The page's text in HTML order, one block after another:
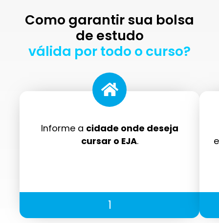
Como garantir sua bolsa
de estudo
válida por todo o curso?
Informe a cidade onde deseja
cursar o EJA.
1